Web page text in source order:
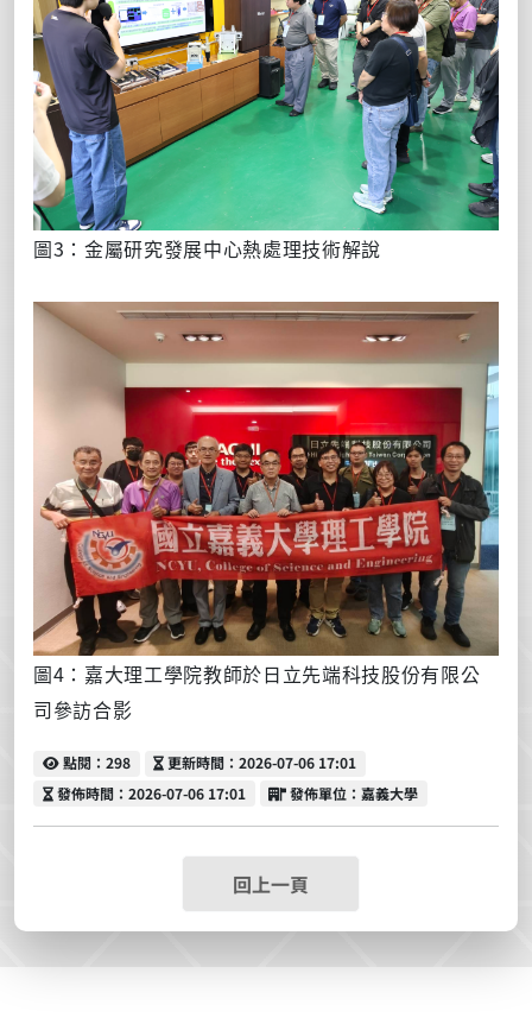
圖3：金屬研究發展中心熱處理技術解說
圖4： 嘉大理工學院教師於日立先端科技股份有限公
司參訪合影
點閱
點閱：298 更新時間
更新時間：2026-07-06 17:01
發佈時間
發佈時間：2026-07-06 17:01 發佈單位
發佈單位：嘉義大學
回上一頁